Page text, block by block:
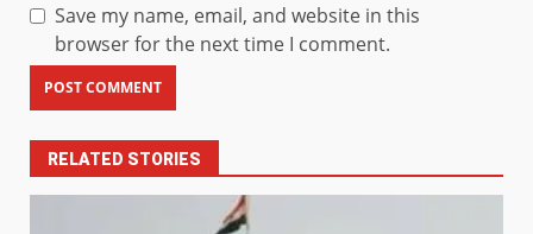
Save my name, email, and website in this
browser for the next time I comment.
RELATED STORIES